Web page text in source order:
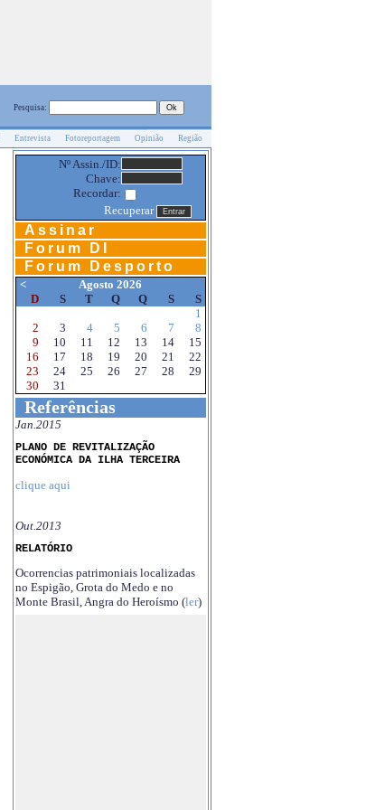
Pesquisa:
Entrevista Fotoreportagem Opinião Região
Nº Assin./ID:
Chave:
Recordar:
Recuperar
Assinar
Forum DI
Forum Desporto
<
Agosto 2026
D
S T Q Q S
S
1
2
3 4 5 6 7
8
9
10 11 12 13 14
15
16
17 18 19 20 21
22
23
24 25 26 27 28
29
30
31
Referências
Jan.2015
PLANO DE REVITALIZAÇÃO
ECONÓMICA DA ILHA TERCEIRA
clique aqui
Out.2013
RELATÓRIO
Ocorrencias patrimoniais localizadas
no Espigão, Grota do Medo e no
Monte Brasil, Angra do Heroísmo (ler)